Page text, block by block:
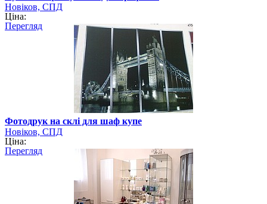
Новіков, СПД
Ціна:
Перегляд
Фотодрук на склі для шаф купе
Новіков, СПД
Ціна:
Перегляд